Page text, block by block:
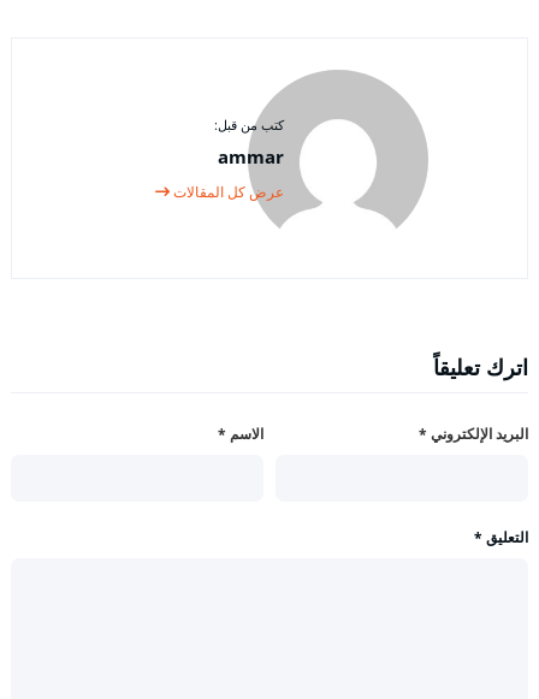
كتب من قبل:
ammar
عرض كل المقالات
اترك تعليقاً
الاسم * البريد الإلكتروني *
التعليق *